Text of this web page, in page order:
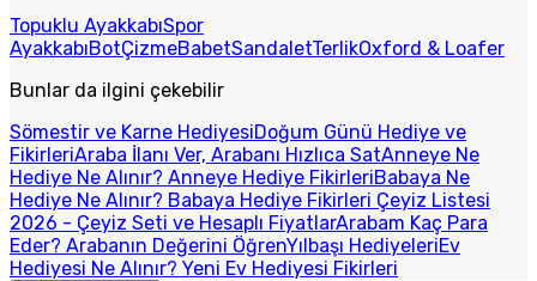
Topuklu AyakkabıSpor
AyakkabıBotÇizmeBabetSandaletTerlikOxford & Loafer
Bunlar da ilgini çekebilir
Sömestir ve Karne HediyesiDoğum Günü Hediye ve
FikirleriAraba İlanı Ver, Arabanı Hızlıca SatAnneye Ne
Hediye Ne Alınır? Anneye Hediye FikirleriBabaya Ne
Hediye Ne Alınır? Babaya Hediye Fikirleri Çeyiz Listesi
2026 - Çeyiz Seti ve Hesaplı FiyatlarArabam Kaç Para
Eder? Arabanın Değerini ÖğrenYılbaşı HediyeleriEv
Hediyesi Ne Alınır? Yeni Ev Hediyesi Fikirleri